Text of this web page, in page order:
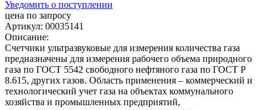
Уведомить о поступлении
цена по запросу
Артикул: 00035141
Описание:
Счетчики ультразвуковые для измерения количества газа
предназначены для измерения рабочего объема природного
газа по ГОСТ 5542 свободного нефтяного газа по ГОСТ Р
8.615, других газов. Область применения – коммерческий и
технологический учет газа на объектах коммунального
хозяйства и промышленных предприятий,